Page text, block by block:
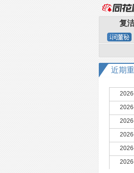
复
近期